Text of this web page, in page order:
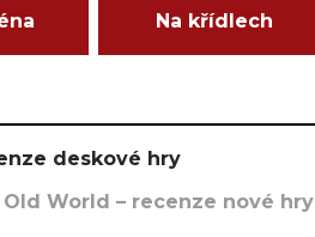
Na křídlech
deskové hry
World – recenze nové hry